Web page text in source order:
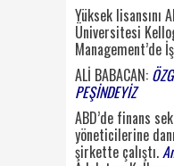
Yüksek lisansını
Üniversitesi
Management’de
ALİ BABACAN:
PEŞİNDEYİZ
ABD’de finans
yöneticilerine
şirkette çalıştı.